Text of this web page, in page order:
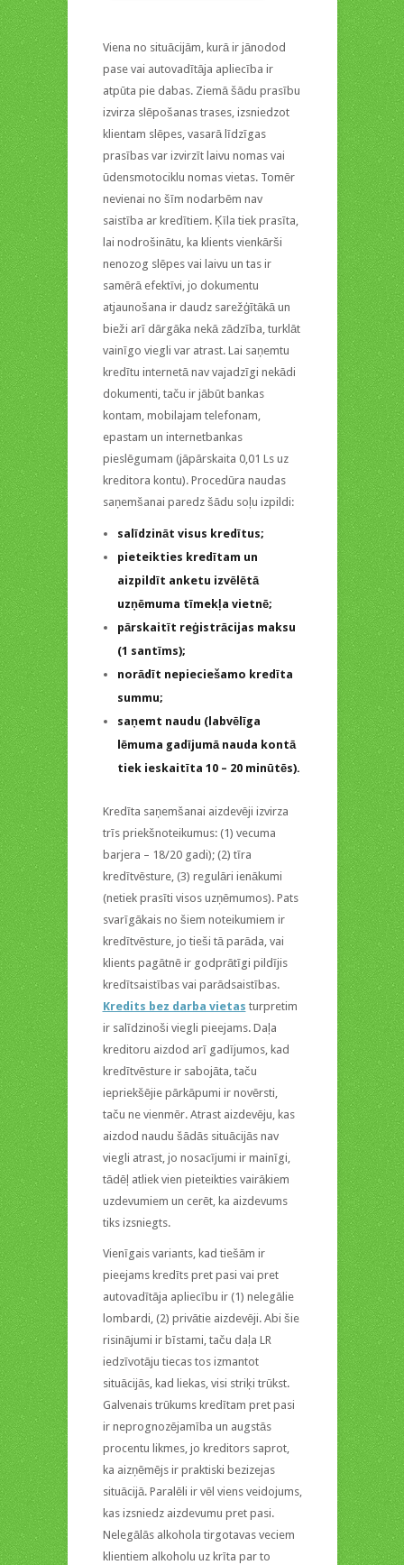
Viena no situācijām, kurā ir jānodod
pase vai autovadītāja apliecība ir
atpūta pie dabas. Ziemā šādu prasību
izvirza slēpošanas trases, izsniedzot
klientam slēpes, vasarā līdzīgas
prasības var izvirzīt laivu nomas vai
ūdensmotociklu nomas vietas. Tomēr
nevienai no šīm nodarbēm nav
saistība ar kredītiem. Ķīla tiek prasīta,
lai nodrošinātu, ka klients vienkārši
nenozog slēpes vai laivu un tas ir
samērā efektīvi, jo dokumentu
atjaunošana ir daudz sarežģītākā un
bieži arī dārgāka nekā zādzība, turklāt
vainīgo viegli var atrast. Lai saņemtu
kredītu internetā nav vajadzīgi nekādi
dokumenti, taču ir jābūt bankas
kontam, mobilajam telefonam,
epastam un internetbankas
pieslēgumam (jāpārskaita 0,01 Ls uz
kreditora kontu). Procedūra naudas
saņemšanai paredz šādu soļu izpildi:
salīdzināt visus kredītus;
pieteikties kredītam un
aizpildīt anketu izvēlētā
uzņēmuma tīmekļa vietnē;
pārskaitīt reģistrācijas maksu
(1 santīms);
norādīt nepieciešamo kredīta
summu;
saņemt naudu (labvēlīga
lēmuma gadījumā nauda kontā
tiek ieskaitīta 10 – 20 minūtēs).
Kredīta saņemšanai aizdevēji izvirza
trīs priekšnoteikumus: (1) vecuma
barjera – 18/20 gadi); (2) tīra
kredītvēsture, (3) regulāri ienākumi
(netiek prasīti visos uzņēmumos). Pats
svarīgākais no šiem noteikumiem ir
kredītvēsture, jo tieši tā parāda, vai
klients pagātnē ir godprātīgi pildījis
kredītsaistības vai parādsaistības.
Kredits bez darba vietas turpretim
ir salīdzinoši viegli pieejams. Daļa
kreditoru aizdod arī gadījumos, kad
kredītvēsture ir sabojāta, taču
iepriekšējie pārkāpumi ir novērsti,
taču ne vienmēr. Atrast aizdevēju, kas
aizdod naudu šādās situācijās nav
viegli atrast, jo nosacījumi ir mainīgi,
tādēļ atliek vien pieteikties vairākiem
uzdevumiem un cerēt, ka aizdevums
tiks izsniegts.
Vienīgais variants, kad tiešām ir
pieejams kredīts pret pasi vai pret
autovadītāja apliecību ir (1) nelegālie
lombardi, (2) privātie aizdevēji. Abi šie
risinājumi ir bīstami, taču daļa LR
iedzīvotāju tiecas tos izmantot
situācijās, kad liekas, visi striķi trūkst.
Galvenais trūkums kredītam pret pasi
ir neprognozējamība un augstās
procentu likmes, jo kreditors saprot,
ka aizņēmējs ir praktiski bezizejas
situācijā. Paralēli ir vēl viens veidojums,
kas izsniedz aizdevumu pret pasi.
Nelegālās alkohola tirgotavas veciem
klientiem alkoholu uz krīta par to